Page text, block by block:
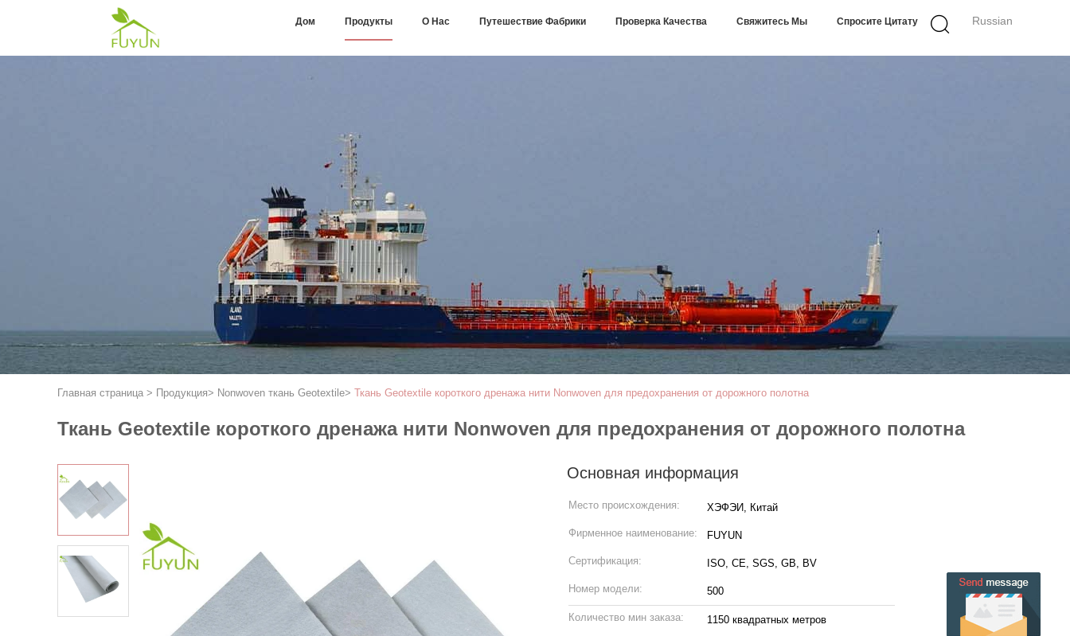
Russian
Дом Продукты О Нас Путешествие Фабрики Проверка Качества Свяжитесь Мы Спросите Цитату
Главная страница > Продукция> Nonwoven ткань Geotextile> Ткань Geotextile короткого дренажа нити Nonwoven для предохранения от дорожного полотна
Ткань Geotextile короткого дренажа нити Nonwoven для предохранения от дорожного полотна
Основная информация
Место происхождения: ХЭФЭИ, Китай
Фирменное наименование: FUYUN
Сертификация: ISO, CE, SGS, GB, BV
Номер модели: 500
Количество мин заказа: 1150 квадратных метров